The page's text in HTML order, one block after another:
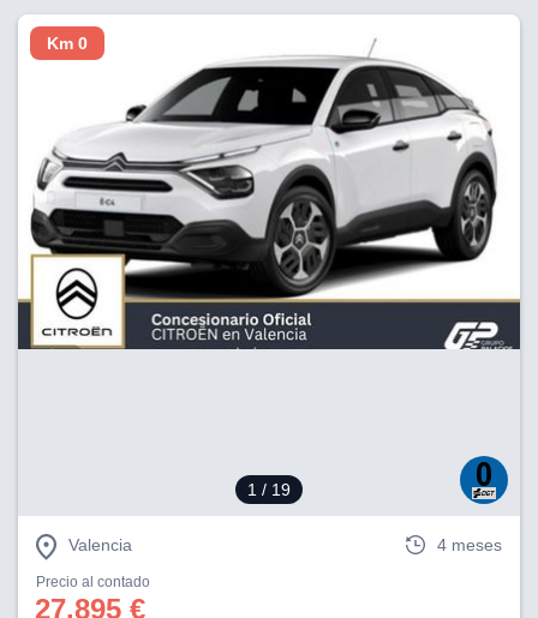
1 / 19
Km 0
Valencia 4 meses
Precio al contado
27.895 €